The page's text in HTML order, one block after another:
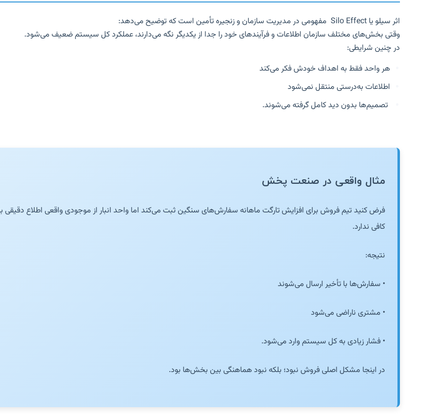
اثر سیلو یا Silo Effect مفهومی در مدیریت سازمان و زنجیره تأمین است که توضیح می‌دهد:
وقتی بخش‌های مختلف سازمان اطلاعات و فرآیندهای خود را جدا از یکدیگر نگه می‌دارند، عملکرد کل سیستم ضعیف می‌شود.
در چنین شرایطی:
هر واحد فقط به اهداف خودش فکر می‌کند
اطلاعات به‌درستی منتقل نمی‌شود
تصمیم‌ها بدون دید کامل گرفته می‌شوند.
مثال واقعی در صنعت پخش
فرض کنید تیم فروش برای افزایش تارگت ماهانه سفارش‌های سنگین ثبت می‌کند اما واحد انبار از موجودی واقعی اطلاع
کافی ندارد.
نتیجه:
• سفارش‌ها با تأخیر ارسال می‌شوند
• مشتری ناراضی می‌شود
• فشار زیادی به کل سیستم وارد می‌شود.
در اینجا مشکل اصلی فروش نبود؛ بلکه نبود هماهنگی بین بخش‌ها بود.